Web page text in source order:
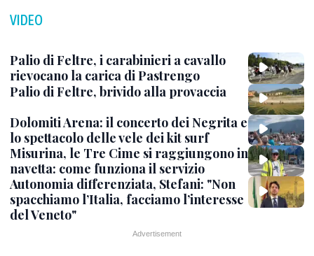
VIDEO
Palio di Feltre, i carabinieri a cavallo
rievocano la carica di Pastrengo
Palio di Feltre, brivido alla provaccia
Dolomiti Arena: il concerto dei Negrita e
lo spettacolo delle vele dei kit surf
Misurina, le Tre Cime si raggiungono in
navetta: come funziona il servizio
Autonomia differenziata, Stefani: "Non
spacchiamo l’Italia, facciamo l’interesse
del Veneto"